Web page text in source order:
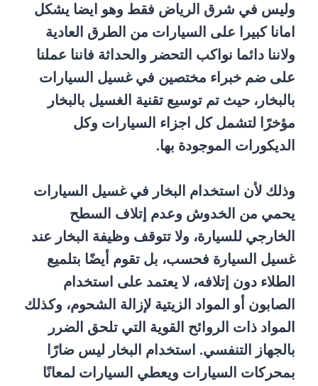
وليس في شرق الرياض فقط وهو ايضا يشكل
امانا كبيرا على السيارات من الطرق العادية
ولاننا دائما نواكب التحضر والحداثة فاننا عملنا
على ضم خبراء مختصين في غسيل السيارات
بالبخار، حيث تم توسيع تقنية الغسيل بالبخار
مؤخرًا لتشمل كل اجزاء السيارات وكل
الديكورات الموجودة بها.
وذلك لأن استخدام البخار في غسيل السيارات
يحمي من الخدوش وعدم إتلاف السطح
الخارجي للسيارة، ولا تتوقف وظيفة البخار عند
غسيل السيارة فحسب، بل تقوم أيضًا بتلميع
الطلاء دون إتلافه، لا يعتمد على استخدام
الصابون أو المواد الزيتية لإزالة الشحوم، وكذلك
المواد ذات الروائح القوية التي تلحق الضرر
بالجهاز التنفسي. استخدام البخار ليس ضارًا
بمحركات السيارات ويعطي السيارات لمعانًا